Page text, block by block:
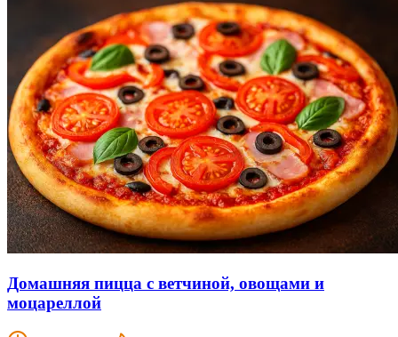
Домашняя пицца с ветчиной, овощами и
моцареллой